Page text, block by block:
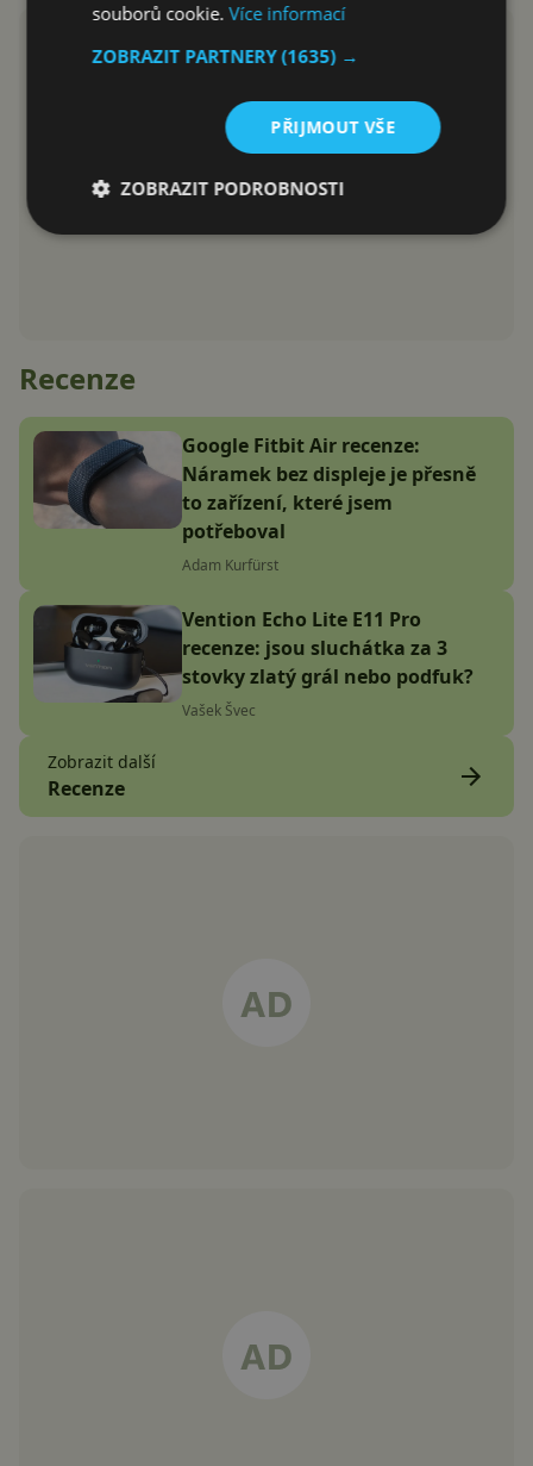
Recenze
Google Fitbit Air recenze:
Náramek bez displeje je přesně
to zařízení, které jsem
potřeboval
Adam Kurfürst
Vention Echo Lite E11 Pro
recenze: jsou sluchátka za 3
stovky zlatý grál nebo podfuk?
Vašek Švec
Zobrazit další
Recenze
souborů cookie.Více informací
ZOBRAZIT PARTNERY(1635) →
PŘIJMOUT VŠE
ZOBRAZIT PODROBNOSTI